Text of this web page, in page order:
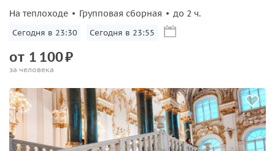
На теплоходе Групповая сборная до 2 ч.
Сегодня в 23:30 Сегодня в 23:55
от 1 100₽
за человека